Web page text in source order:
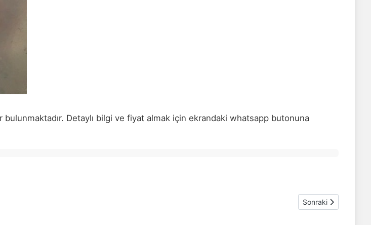
Detaylı bilgi ve fiyat almak için ekrandaki whatsapp butonuna
Sonraki makale:
Sonraki